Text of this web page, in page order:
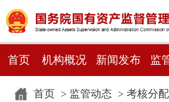
首页 机构概况 新闻发布 监
首页> 监管动态 > 考核分配